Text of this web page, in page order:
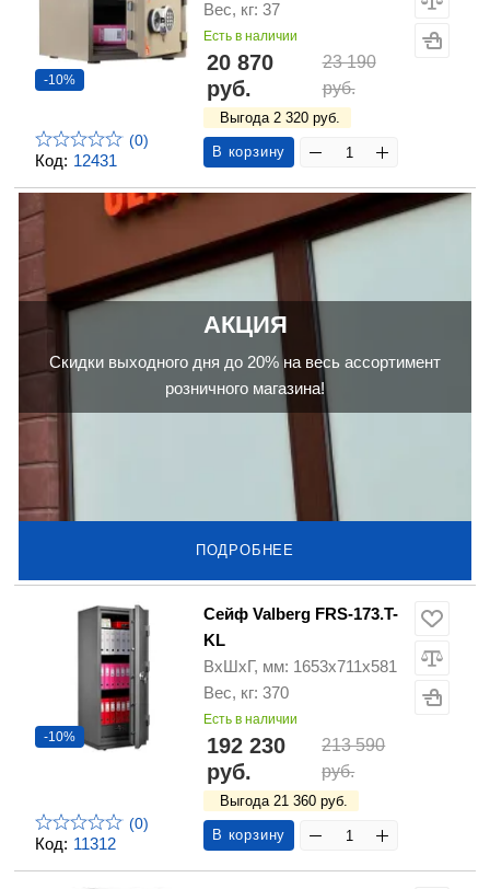
Код: 12431
-10%
(0)
Вес, кг: 37
Есть в наличии
20 870
руб.
23 190
руб.
Выгода 2 320 руб.
В корзину
АКЦИЯ
Скидки выходного дня до 20% на весь ассортимент
розничного магазина!
ПОДРОБНЕЕ
Код: 11312
-10%
(0)
Сейф Valberg FRS-173.T-
KL
ВхШхГ, мм: 1653x711x581
Вес, кг: 370
Есть в наличии
192 230
руб.
213 590
руб.
Выгода 21 360 руб.
В корзину